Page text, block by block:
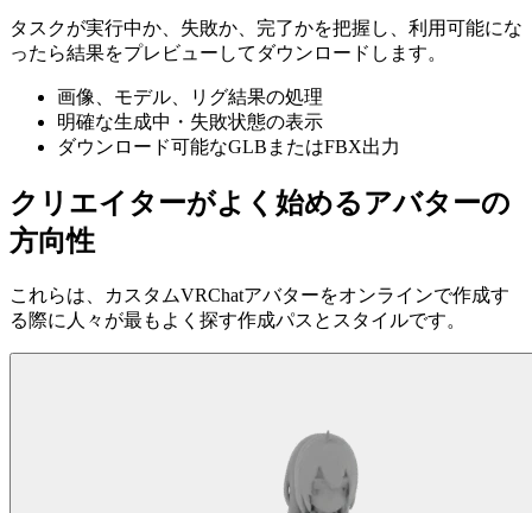
タスクが実行中か、失敗か、完了かを把握し、利用可能にな
ったら結果をプレビューしてダウンロードします。
画像、モデル、リグ結果の処理
明確な生成中・失敗状態の表示
ダウンロード可能なGLBまたはFBX出力
クリエイターがよく始めるアバターの
方向性
これらは、カスタムVRChatアバターをオンラインで作成す
る際に人々が最もよく探す作成パスとスタイルです。